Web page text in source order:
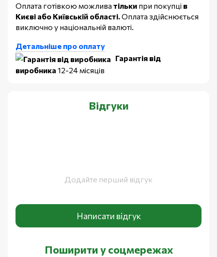
Оплата готівкою можлива тільки при покупці в
Києві або Київській області.Оплата здійснюється
виключно у національній валюті.
Детальніше про оплату
Гарантія від
виробника 12-24 місяців
Відгуки
Додайте перший відгук
Написати відгук
Поширити у соцмережах